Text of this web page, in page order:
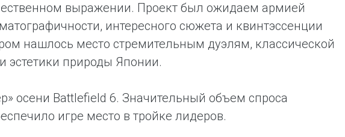
выражении. Проект был ожидаем армией
интересного сюжета и квинтэссенции
нашлось место стремительным дуэлям, классической
эстетики природы Японии.
осени Battlefield 6. Значительный объем спроса
игре место в тройке лидеров.